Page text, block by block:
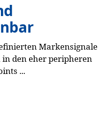
Markensignale
den eher peripheren
...